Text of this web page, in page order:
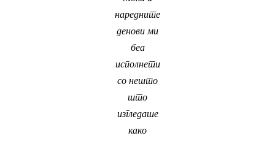
наредните
денови ми
беа
исполнети
со нешто
што
изгледаше
како